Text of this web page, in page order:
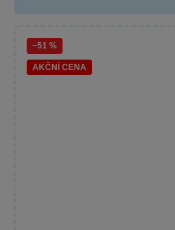
−51 %
AKČNÍ CENA